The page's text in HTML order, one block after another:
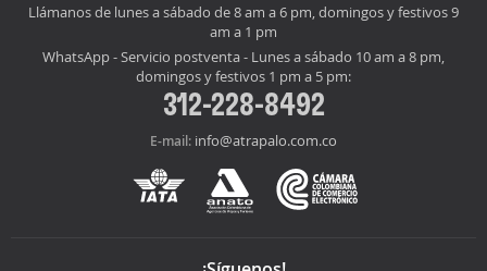
Llámanos de lunes a sábado de 8 am a 6 pm, domingos y festivos 9
am a 1 pm
WhatsApp - Servicio postventa - Lunes a sábado 10 am a 8 pm,
domingos y festivos 1 pm a 5 pm:
312-228-8492
E-mail: info@atrapalo.com.co